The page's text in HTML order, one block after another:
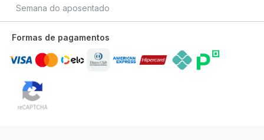
Semana do aposentado
Formas de pagamentos